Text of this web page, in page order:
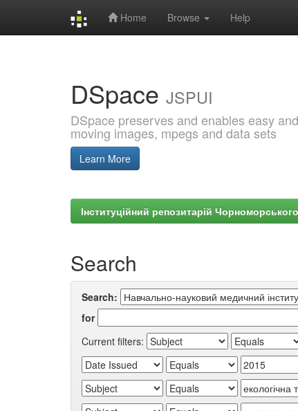
Home Browse Help
DSpace JSPUI
DSpace preserves and enables easy
moving images, mpegs and data sets
Learn More
Інституційний репозитарій
Search
Search:
for
Current filters: